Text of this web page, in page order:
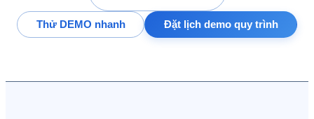
Thử DEMO nhanh Đặt lịch demo quy trình